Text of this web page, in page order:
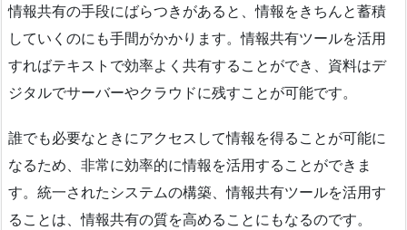
情報共有の手段にばらつきがあると、情報をきちんと蓄積
していくのにも手間がかかります。情報共有ツールを活用
すればテキストで効率よく共有することができ、資料はデ
ジタルでサーバーやクラウドに残すことが可能です。
誰でも必要なときにアクセスして情報を得ることが可能に
なるため、非常に効率的に情報を活用することができま
す。統一されたシステムの構築、情報共有ツールを活用す
ることは、情報共有の質を高めることにもなるのです。